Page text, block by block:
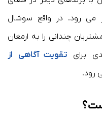
می رود. در واقع سوشال
چندانی را به ارمغان
برای تقویت آگاهی از